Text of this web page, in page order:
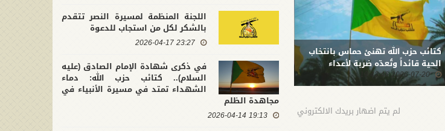
كتائب حزب الله تهنئ حماس بانتخاب
الحية قائداً وتُعدّه ضربة لأعداء
الشعب الفلسطيني
2026-07-20 19:42:46
المقاومة.. الأمين العام لكتائب حزب
الله: نجدد العهد لحامل الراية على
الثبات في النهج المقاوم لهيمنة
المستكبرين والظلمة
2026-07-10 21:40:51
إن الأولوية التي تفرضها المرحلة
حماية وعي الأمة وتثبيت جبهة
المقاومة
2026-06-26 11:39:41
لم يتم اضهار بريدك الالكتروني
اللجنة المنظمة لمسيرة النصر تتقدم
بالشكر لكل من استجاب للدعوة
23:27 2026-04-17
في ذكرى شهادة الإمام الصادق (عليه
السلام).. كتائب حزب الله: دماء
الشهداء تمتد في مسيرة الأنبياء في
مجاهدة الظلم
19:13 2026-04-14